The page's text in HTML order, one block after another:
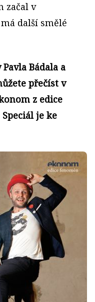
začal v
další smělé
Bádala a
přečíst v
z edice
je ke